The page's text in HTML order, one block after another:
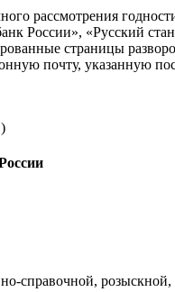
рассмотрения
России», «Русский
страницы
почту, указанную
справочной,